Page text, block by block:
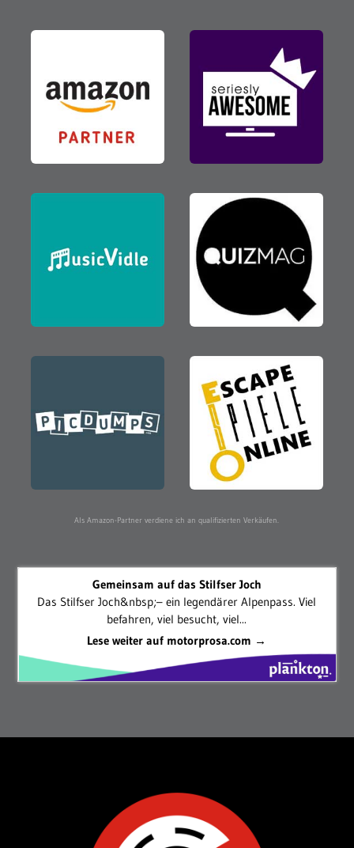
Als Amazon-Partner verdiene ich an qualifizierten Verkäufen.
Gemeinsam auf das Stilfser Joch
Das Stilfser Joch&nbsp;– ein legendärer Alpenpass. Viel
befahren, viel besucht, viel...
Lese weiter auf motorprosa.com →